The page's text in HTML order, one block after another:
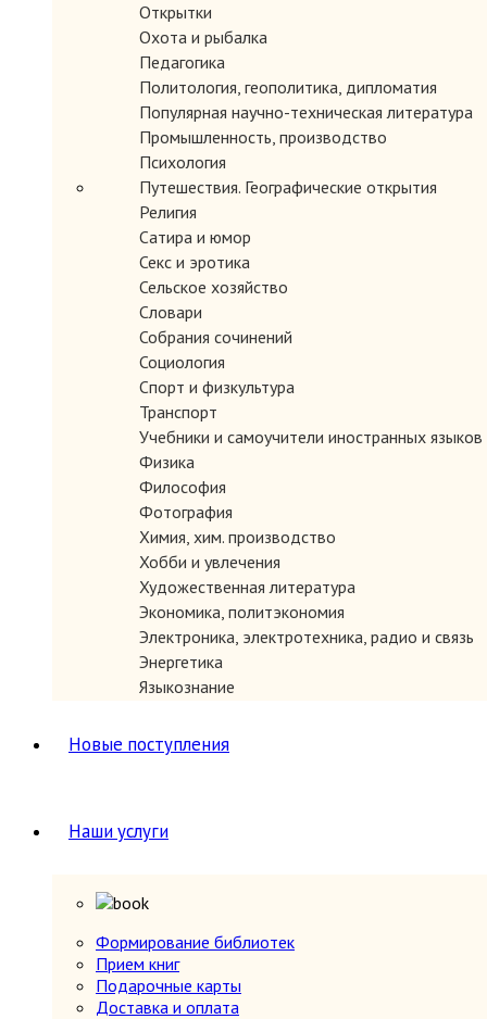
Открытки
Охота и рыбалка
Педагогика
Политология, геополитика, дипломатия
Популярная научно-техническая литература
Промышленность, производство
Психология
Путешествия. Географические открытия
Религия
Сатира и юмор
Секс и эротика
Сельское хозяйство
Словари
Собрания сочинений
Социология
Спорт и физкультура
Транспорт
Учебники и самоучители иностранных языков
Физика
Философия
Фотография
Химия, хим. производство
Хобби и увлечения
Художественная литература
Экономика, политэкономия
Электроника, электротехника, радио и связь
Энергетика
Языкознание
Новые поступления
Наши услуги
Формирование библиотек
Прием книг
Подарочные карты
Доставка и оплата